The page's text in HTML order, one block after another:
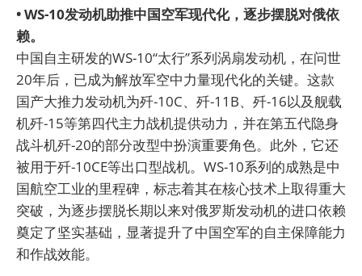
• WS-10发动机助推中国空军现代化，逐步摆脱对俄依
赖。
中国自主研发的WS-10“太行”系列涡扇发动机，在问世
20年后，已成为解放军空中力量现代化的关键。这款
国产大推力发动机为歼-10C、歼-11B、歼-16以及舰载
机歼-15等第四代主力战机提供动力，并在第五代隐身
战斗机歼-20的部分改型中扮演重要角色。此外，它还
被用于歼-10CE等出口型战机。WS-10系列的成熟是中
国航空工业的里程碑，标志着其在核心技术上取得重大
突破，为逐步摆脱长期以来对俄罗斯发动机的进口依赖
奠定了坚实基础，显著提升了中国空军的自主保障能力
和作战效能。